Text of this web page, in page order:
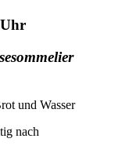
und Wasser
nach